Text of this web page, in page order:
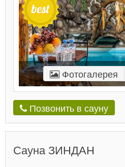
Фотогалерея
Позвонить в сауну
Сауна ЗИНДАН